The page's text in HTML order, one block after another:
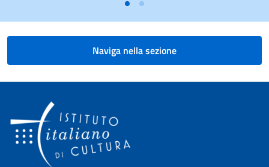
Naviga nella sezione